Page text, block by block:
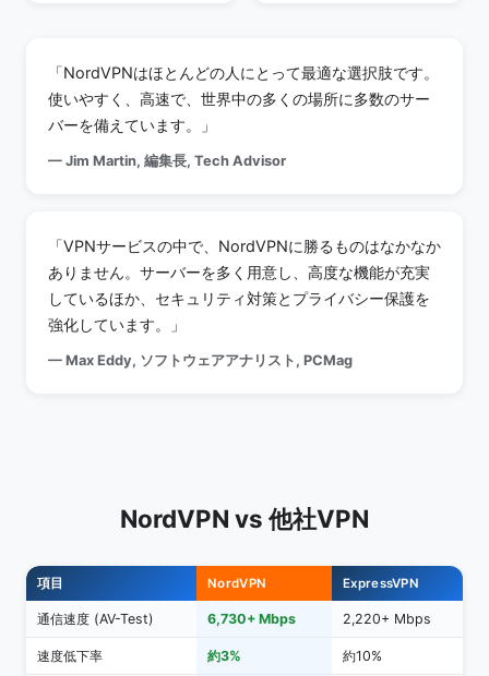
「NordVPNはほとんどの人にとって最適な選択肢です。
使いやすく、高速で、世界中の多くの場所に多数のサー
バーを備えています。」
— Jim Martin, 編集長, Tech Advisor
「VPNサービスの中で、NordVPNに勝るものはなかなか
ありません。サーバーを多く用意し、高度な機能が充実
しているほか、セキュリティ対策とプライバシー保護を
強化しています。」
— Max Eddy, ソフトウェアアナリスト, PCMag
NordVPN vs 他社VPN
項目 NordVPN ExpressVPN
通信速度 (AV-Test) 6,730+ Mbps 2,220+ Mbps
速度低下率 約3% 約10%